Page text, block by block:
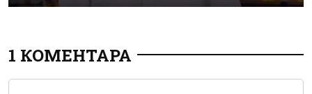
1 КОМЕНТАРА